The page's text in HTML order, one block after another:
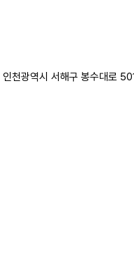
인천광역시 서해구 봉수대로